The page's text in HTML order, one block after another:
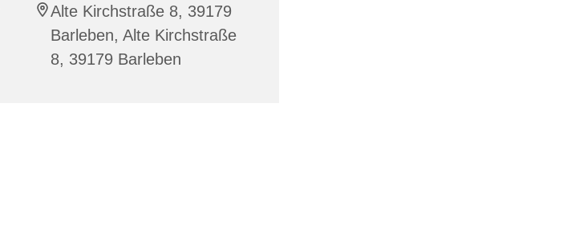
Alte Kirchstraße 8, 39179
Barleben, Alte Kirchstraße
8, 39179 Barleben